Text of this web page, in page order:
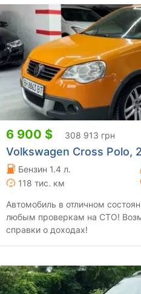
6 900 $ 308 913 грн
Volkswagen Cross Polo,
Бензин 1.4 л.
118 тис. км
Автомобиль в отличном
любым проверкам на СТО!
справки о доходах!